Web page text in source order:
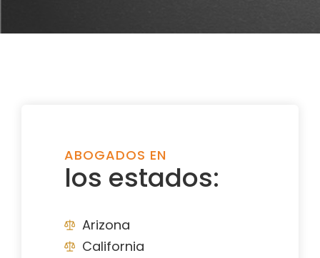
ABOGADOS EN
los estados:
Arizona
California